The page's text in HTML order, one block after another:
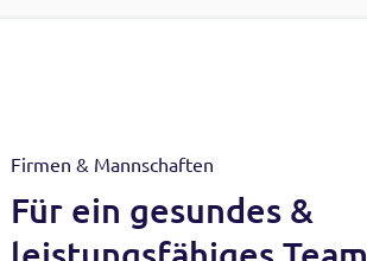
Firmen & Mannschaften
Für ein gesundes &